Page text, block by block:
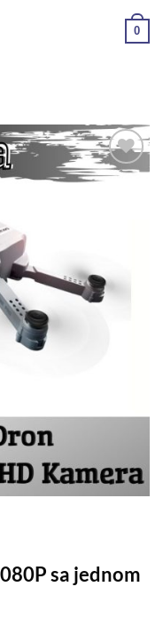
0
Dodaj
sa jednom